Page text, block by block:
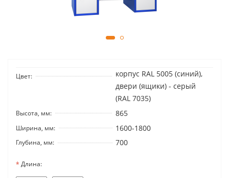
Цвет:
корпус RAL 5005 (синий),
двери (ящики) - серый
(RAL 7035)
Высота, мм: 865
Ширина, мм: 1600-1800
Глубина, мм: 700
Длина: